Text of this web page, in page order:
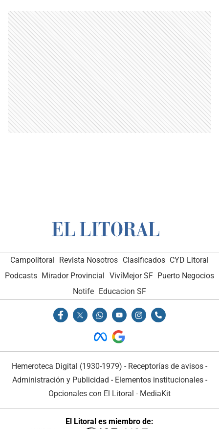
Campolitoral Revista Nosotros Clasificados CYD Litoral
Podcasts Mirador Provincial VivíMejor SF Puerto Negocios
Notife Educacion SF
Hemeroteca Digital (1930-1979) - Receptorías de avisos -
Administración y Publicidad - Elementos institucionales-
Opcionales con El Litoral - MediaKit
El Litoral es miembro de: